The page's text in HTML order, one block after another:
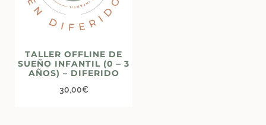
TALLER OFFLINE DE
SUEÑO INFANTIL (0 – 3
AÑOS) – DIFERIDO
30,00€